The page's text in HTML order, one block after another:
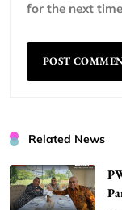
for the next
Related News